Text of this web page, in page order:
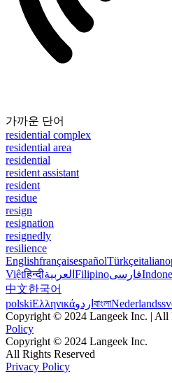
가까운 단어
residential complex
residential area
residential
resident assistant
resident
residue
resign
resignation
resignedly
resilience
EnglishfrançaisespañolTürkçeitaliano
Việtहिन्दीالعربية Filipinoفارسی
中文한국어
polskiΕλληνικάاردو বাংলাNederlands
Copyright © 2024 Langeek Inc. | All
Policy
Copyright © 2024 Langeek Inc.
All Rights Reserved
Privacy Policy